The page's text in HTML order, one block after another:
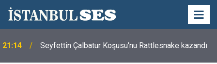
18:08
Semra Dinçer, Kapıkule Sınır Kapısı'nda
Gurbetçilerin Sorunlarını Dinledi